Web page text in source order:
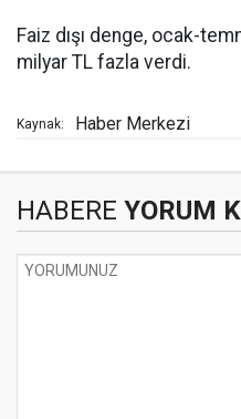
Faiz dışı denge, ocak-
milyar TL fazla verdi.
Kaynak: Haber Merkezi
HABERE YORUM